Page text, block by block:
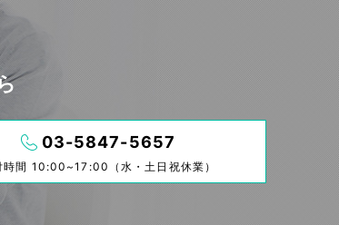
03-5847-5657
時間 10:00~17:00（水・土日祝休業）